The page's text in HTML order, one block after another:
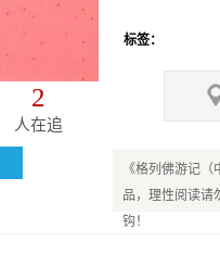
2
人在追
标签：
《格列佛游记
品，理性阅读请
钩！